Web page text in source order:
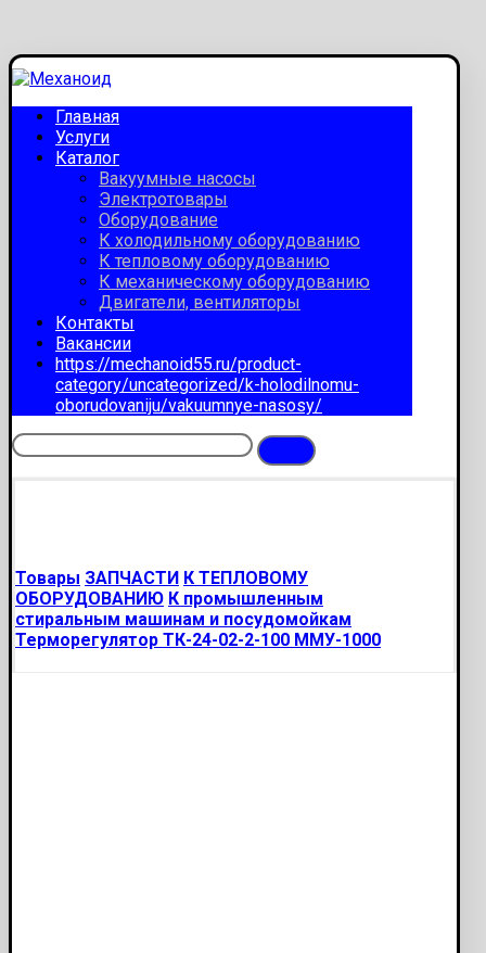
Главная
Услуги
Каталог
Вакуумные насосы
Электротовары
Оборудование
К холодильному оборудованию
К тепловому оборудованию
К механическому оборудованию
Двигатели, вентиляторы
Контакты
Вакансии
https://mechanoid55.ru/product-
category/uncategorized/k-holodilnomu-
oborudovaniju/vakuumnye-nasosy/
Товары ЗАПЧАСТИ К ТЕПЛОВОМУ
ОБОРУДОВАНИЮ К промышленным
стиральным машинам и посудомойкам
Терморегулятор ТК-24-02-2-100 ММУ-1000